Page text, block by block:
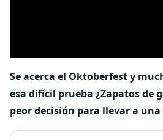
Se acerca el Oktoberfest y
esa difícil prueba ¿Zapatos de
peor decisión para llevar a una